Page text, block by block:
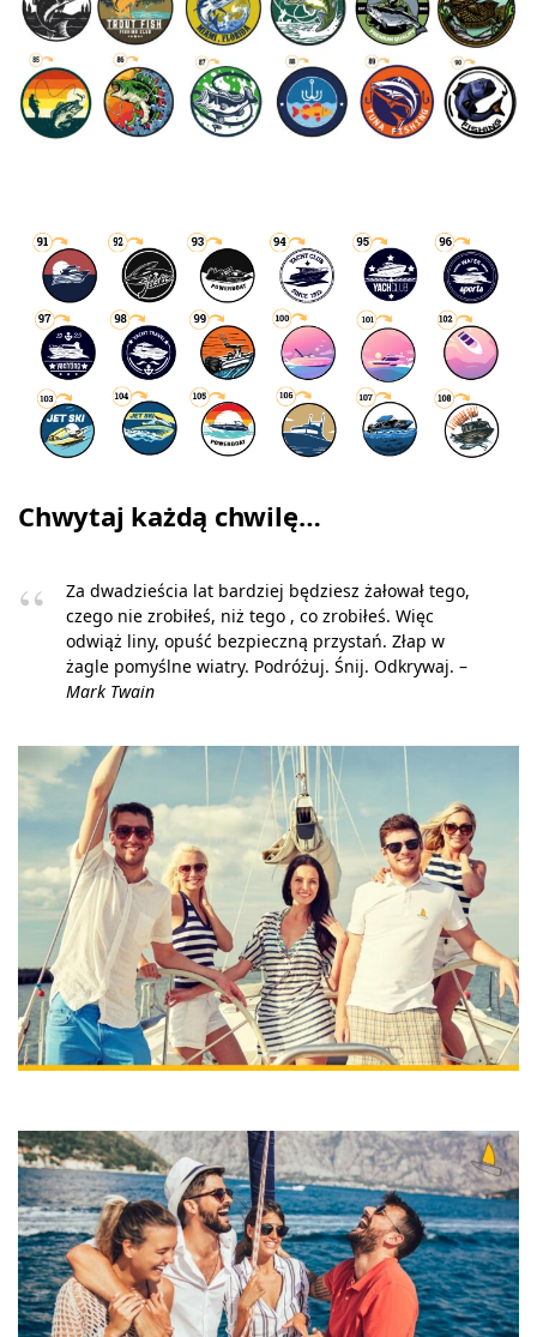
Chwytaj każdą chwilę…
Za dwadzieścia lat bardziej będziesz żałował tego,
czego nie zrobiłeś, niż tego , co zrobiłeś. Więc
odwiąż liny, opuść bezpieczną przystań. Złap w
żagle pomyślne wiatry. Podróżuj. Śnij. Odkrywaj. –
Mark Twain